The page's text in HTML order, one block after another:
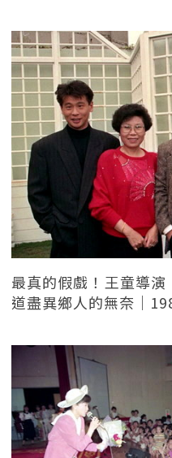
最真的假戲！王童導演
道盡異鄉人的無奈｜